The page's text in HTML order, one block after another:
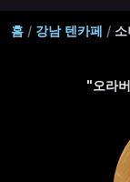
홈 / 강남 텐카페 /
"오라